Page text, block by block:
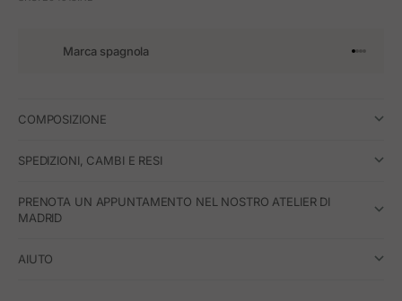
Marca spagnola Vai
Vai
Vai
Vai
COMPOSIZIONE
SPEDIZIONI, CAMBI E RESI
PRENOTA UN APPUNTAMENTO NEL NOSTRO ATELIER DI
MADRID
AIUTO